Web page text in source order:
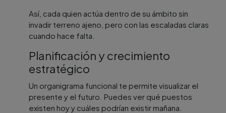
Así, cada quien actúa dentro de su ámbito sin
invadir terreno ajeno, pero con las escaladas claras
cuando hace falta.
Planificación y crecimiento
estratégico
Un organigrama funcional te permite visualizar el
presente y el futuro. Puedes ver qué puestos
existen hoy y cuáles podrían existir mañana.